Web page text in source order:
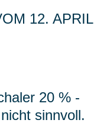
12. APRIL
20 % -
sinnvoll.